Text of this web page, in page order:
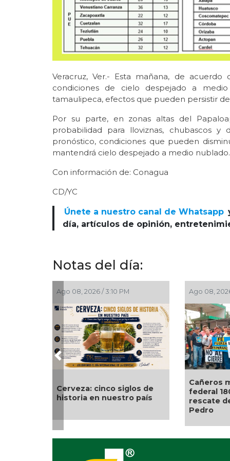
Veracruz, Ver.- Esta mañana, de
condiciones de cielo despejado a
tamaulipeca, efectos que pueden persistir
Por su parte, en zonas altas del
probabilidad para lloviznas, chubascos
pronóstico, condiciones que pueden
mantendrá cielo despejado a medio nublado.
Con información de: Conagua
CD/YC
Únete a nuestro canal de Whatsapp
día, artículos de opinión,
Notas del día:
Ago 08, 2026 / 3:10 PM
Cerveza: cinco siglos de
historia en nuestro país
Ago 08,
Cañeros
federal
rescate
Pedro
Previous